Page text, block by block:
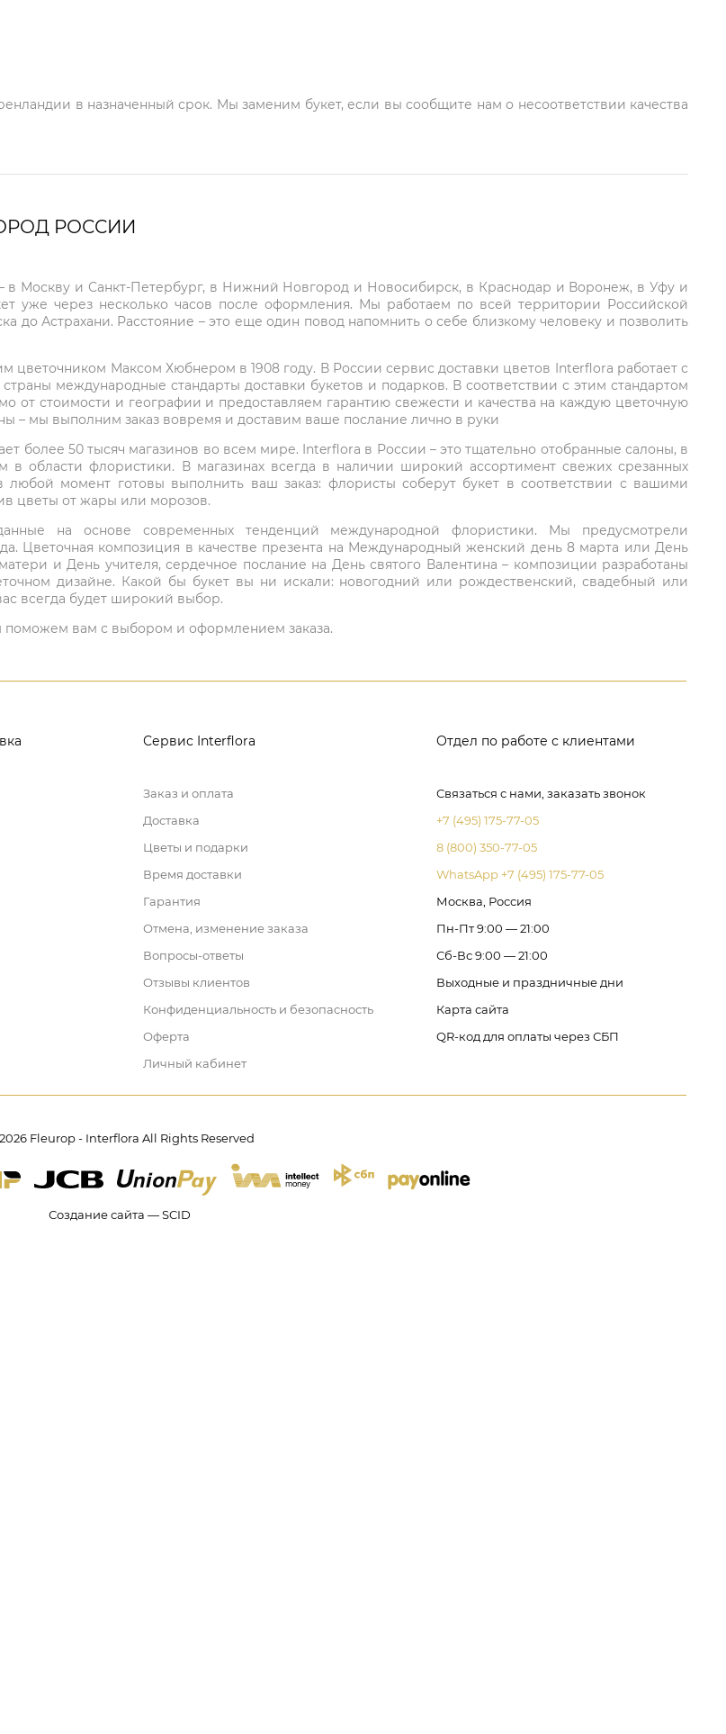
в назначенный срок. Мы заменим букет, если вы сообщите нам о несоответствии качества
РОССИИ
в Москву и Санкт-Петербург, в Нижний Новгород и Новосибирск, в Краснодар и Воронеж, в Уфу и
уже через несколько часов после оформления. Мы работаем по всей территории Российской
до Астрахани. Расстояние – это еще один повод напомнить о себе близкому человеку и позволить
цветочником Максом Хюбнером в 1908 году. В России сервис доставки цветов Interflora работает с
международные стандарты доставки букетов и подарков. В соответствии с этим стандартом
от стоимости и географии и предоставляем гарантию свежести и качества на каждую цветочную
– мы выполним заказ вовремя и доставим ваше послание лично в руки
более 50 тысяч магазинов во всем мире. Interflora в России – это тщательно отобранные салоны, в
области флористики. В магазинах всегда в наличии широкий ассортимент свежих срезанных
момент готовы выполнить ваш заказ: флористы соберут букет в соответствии с вашими
цветы от жары или морозов.
на основе современных тенденций международной флористики. Мы предусмотрели
Цветочная композиция в качестве презента на Международный женский день 8 марта или День
и День учителя, сердечное послание на День святого Валентина – композиции разработаны
дизайне. Какой бы букет вы ни искали: новогодний или рождественский, свадебный или
всегда будет широкий выбор.
поможем вам с выбором и оформлением заказа.
Сервис Interflora
Заказ и оплата
Доставка
Цветы и подарки
Время доставки
Гарантия
Отмена, изменение заказа
Вопросы-ответы
Отзывы клиентов
Конфиденциальность и безопасность
Оферта
Личный кабинет
Отдел по работе с клиентами
Связаться с нами, заказать звонок
+7 (495) 175-77-05
8 (800) 350-77-05
WhatsApp +7 (495) 175-77-05
Москва, Россия
Пн-Пт 9:00 — 21:00
Сб-Вс 9:00 — 21:00
Выходные и праздничные дни
Карта сайта
QR-код для оплаты через СБП
Fleurop - Interflora All Rights Reserved
Создание сайта — SCID